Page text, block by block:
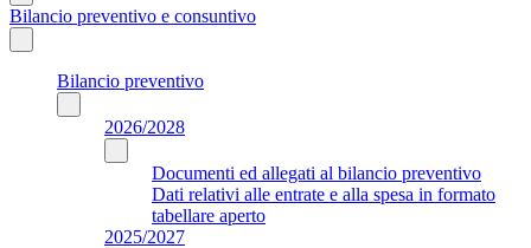
Bilancio preventivo e consuntivo
Bilancio preventivo
2026/2028
Documenti ed allegati al bilancio preventivo
Dati relativi alle entrate e alla spesa in formato
tabellare aperto
2025/2027